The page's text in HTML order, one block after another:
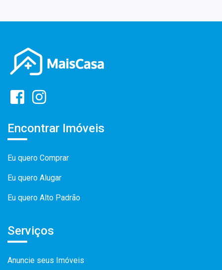
Encontrar Imóveis
Eu quero Comprar
Eu quero Alugar
Eu quero Alto Padrão
Serviços
Anuncie seus Imóveis